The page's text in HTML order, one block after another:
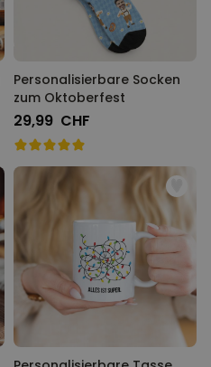
Personalisierbare Socken
zum Oktoberfest
29,99 CHF